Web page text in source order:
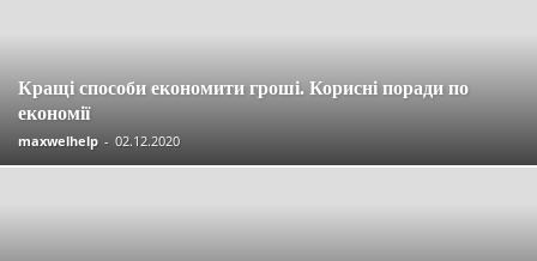
Кращі способи економити гроші. Корисні поради по
економії
maxwelhelp - 02.12.2020